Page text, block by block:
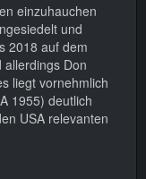
einzuhauchen
und
2018 auf dem
allerdings Don
liegt vornehmlich
1955) deutlich
USA relevanten